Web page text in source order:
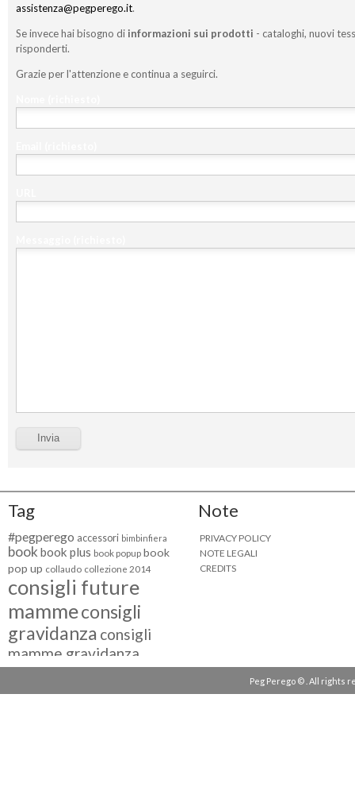
assistenza@pegperego.it.
Se invece hai bisogno di informazioni sui prodotti - cataloghi, nuovi
risponderti.
Grazie per l'attenzione e continua a seguirci.
Tag
#pegperego accessori bimbinfiera
book book plus book popup book
pop up collaudo collezione 2014
consigli future
mammeconsigli
gravidanza consigli
mamme gravidanza
consigli maternità
eventi peg perego
Note
PRIVACY POLICY
NOTE LEGALI
CREDITS
Peg Perego © . All rights